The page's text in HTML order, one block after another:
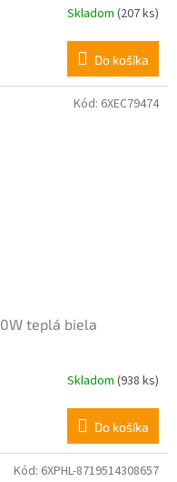
Skladom (207 ks)
Do košíka
teplá biela
Skladom (938 ks)
Do košíka
Kód: 6XEC79474
Kód: 6XPHL-8719514308657